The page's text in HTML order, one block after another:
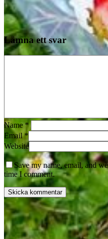
Lämna ett svar
Name*
Email*
Website
Save my name, email, and
time I comment.